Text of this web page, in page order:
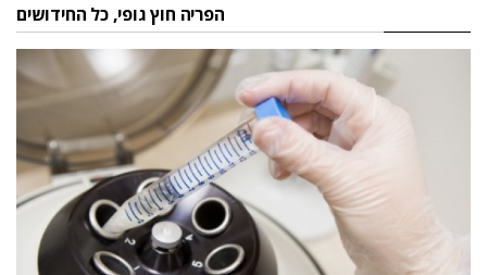
הפריה חוץ גופי, כל החידושים